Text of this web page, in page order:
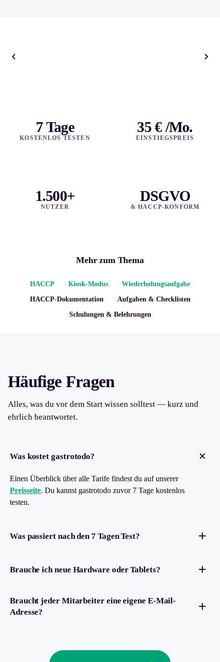
7 Tage
KOSTENLOS TESTEN
35 € /Mo.
EINSTIEGSPREIS
1.500+
NUTZER
DSGVO
& HACCP-KONFORM
Mehr zum Thema
HACCP Kiosk-Modus
Wiederholungsaufgabe
HACCP-Dokumentation
Aufgaben & Checklisten
Schulungen & Belehrungen
Häufige Fragen
Alles, was du vor dem Start wissen solltest — kurz und
ehrlich beantwortet.
Was kostet gastrotodo?
Einen Überblick über alle Tarife findest du auf unserer
Preisseite. Du kannst gastrotodo zuvor 7 Tage kostenlos
testen.
Was passiert nach den 7 Tagen Test?
Brauche ich neue Hardware oder Tablets?
Braucht jeder Mitarbeiter eine eigene E-Mail-
Adresse?